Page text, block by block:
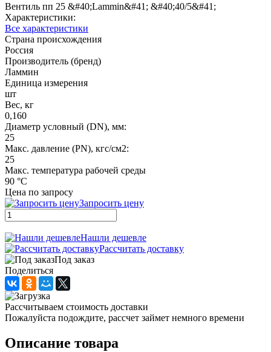
Вентиль пп 25 &#40;Lammin&#41; &#40;40/5&#41;
Характеристики:
Все характеристики
Страна происхождения
Россия
Производитель (бренд)
Ламмин
Единица измерения
шт
Вес, кг
0,160
Диаметр условный (DN), мм:
25
Макс. давление (PN), кгс/см2:
25
Макс. температура рабочей среды
90 °C
Цена по запросу
Запросить цену
Нашли дешевле
Рассчитать доставку
Под заказ
Поделиться
Рассчитываем стоимость доставки
Пожалуйста подождите, рассчет займет немного времени
Описание товара